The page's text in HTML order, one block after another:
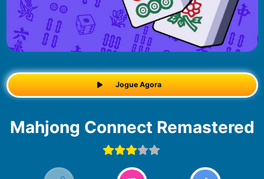
Jogue Agora
Mahjong Connect Remastered